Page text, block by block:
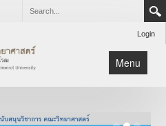
Login
Menu